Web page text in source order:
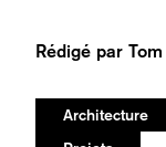
Rédigé par
Architecture